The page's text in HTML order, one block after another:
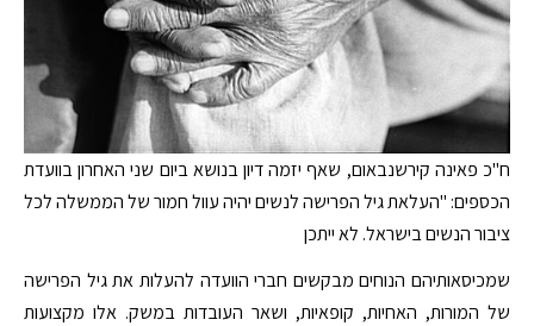
ח"כ פאינה קירשנבאום, שאף יזמה דיון בנושא ביום שני האחרון בוועדת
הכספים: "העלאת גיל הפרישה לנשים יהיה עוול חמור של הממשלה לכל
ציבור הנשים בישראל. לא ייתכן
שמכיסאותיהם הנוחים מבקשים חברי הוועדה להעלות את גיל הפרישה
של המורות, האחיות, קופאיות, ושאר העובדות במשק. אלו מקצועות